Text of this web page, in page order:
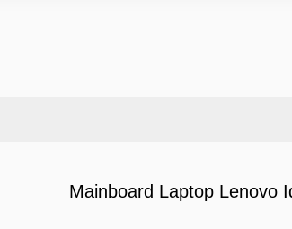
Mainboard Laptop Lenovo